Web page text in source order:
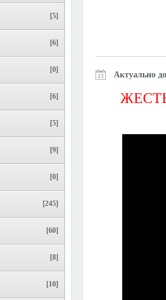
[5]
[6]
[0]
[6]
[5]
[9]
[0]
[245]
[60]
[8]
[10]
Актуально